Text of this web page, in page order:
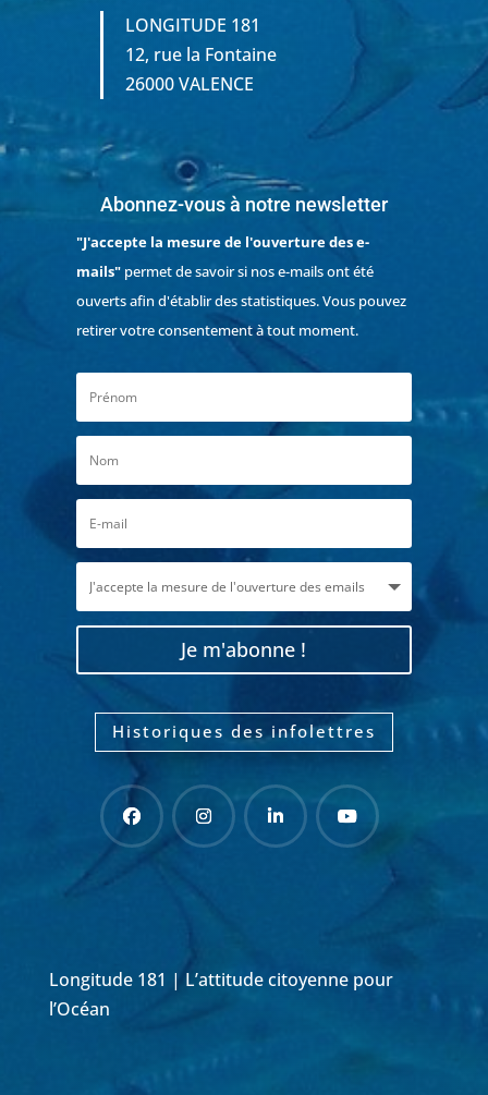
LONGITUDE 181
12, rue la Fontaine
26000 VALENCE
Abonnez-vous à notre newsletter
"J'accepte la mesure de l'ouverture des e-
mails"permet de savoir si nos e-mails ont été
ouverts afin d'établir des statistiques. Vous pouvez
retirer votre consentement à tout moment.
Je m'abonne !
Historiques des infolettres
Longitude 181 | L’attitude citoyenne pour
l’Océan